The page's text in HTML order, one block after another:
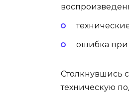
ошибка при
Столкнувшись
техническую